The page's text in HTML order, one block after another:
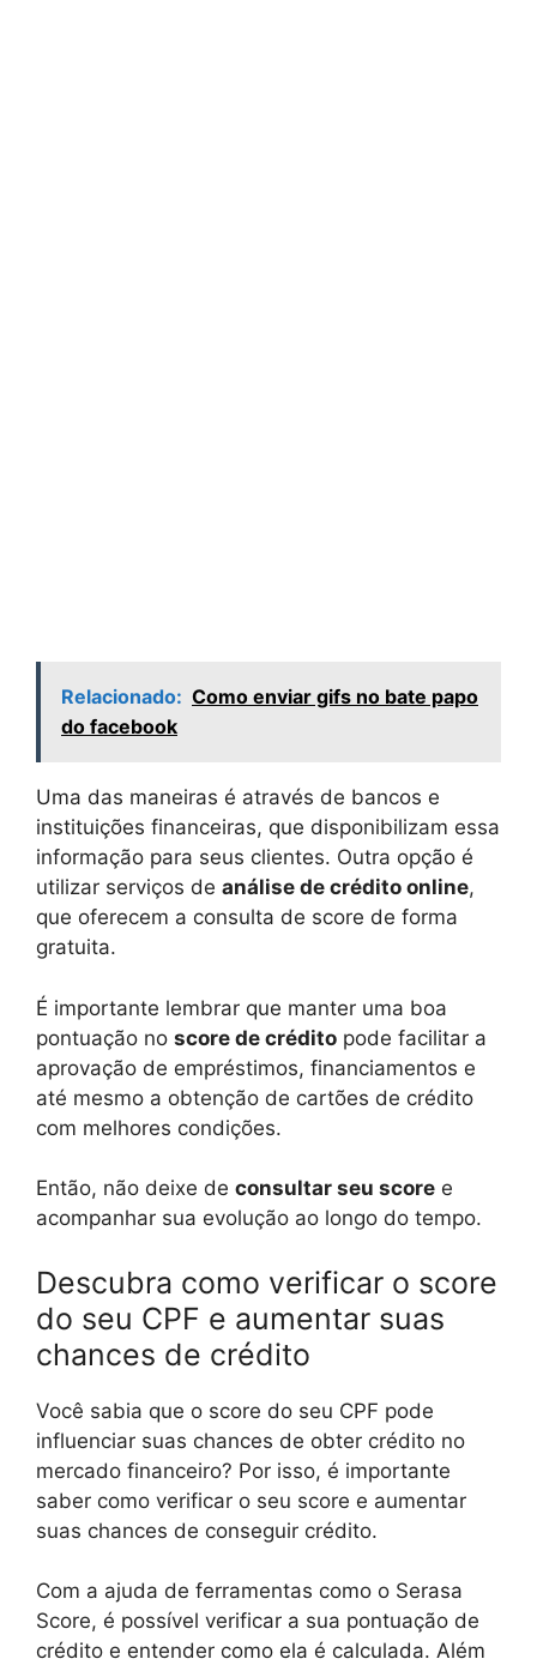
Relacionado: Como enviar gifs no bate papo
do facebook
Uma das maneiras é através de bancos e
instituições financeiras, que disponibilizam essa
informação para seus clientes. Outra opção é
utilizar serviços de análise de crédito online,
que oferecem a consulta de score de forma
gratuita.
É importante lembrar que manter uma boa
pontuação no score de crédito pode facilitar a
aprovação de empréstimos, financiamentos e
até mesmo a obtenção de cartões de crédito
com melhores condições.
Então, não deixe de consultar seu score e
acompanhar sua evolução ao longo do tempo.
Descubra como verificar o score
do seu CPF e aumentar suas
chances de crédito
Você sabia que o score do seu CPF pode
influenciar suas chances de obter crédito no
mercado financeiro? Por isso, é importante
saber como verificar o seu score e aumentar
suas chances de conseguir crédito.
Com a ajuda de ferramentas como o Serasa
Score, é possível verificar a sua pontuação de
crédito e entender como ela é calculada. Além